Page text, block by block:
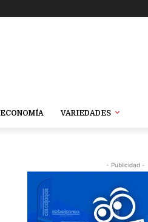
ECONOMÍA VARIEDADES
- Publicidad -